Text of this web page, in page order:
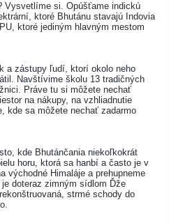
Vysvetlíme si. Opúšťame indickú
ktoré Bhutánu stavajú Indovia
ktoré jediným hlavným mestom
a zástupy ľudí, ktorí okolo neho
Navštívime školu 13 tradičných
Práve tu si môžete nechať
na nákupy, na vzhliadnutie
kde sa môžete nechať zadarmo
kde Bhutánčania niekoľkokrát
horu, ktorá sa hanbí a často je v
východné Himaláje a prehupneme
doteraz zimným sídlom Ďže
strmé schody do